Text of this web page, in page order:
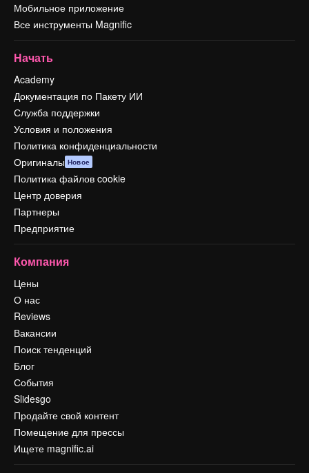
Мобильное приложение
Все инструменты Magnific
Начать
Academy
Документация по Пакету ИИ
Служба поддержки
Условия и положения
Политика конфиденциальности
Оригиналы Новое
Политика файлов cookie
Центр доверия
Партнеры
Предприятие
Компания
Цены
О нас
Reviews
Вакансии
Поиск тенденций
Блог
События
Slidesgo
Продайте свой контент
Помещение для прессы
Ищете magnific.ai